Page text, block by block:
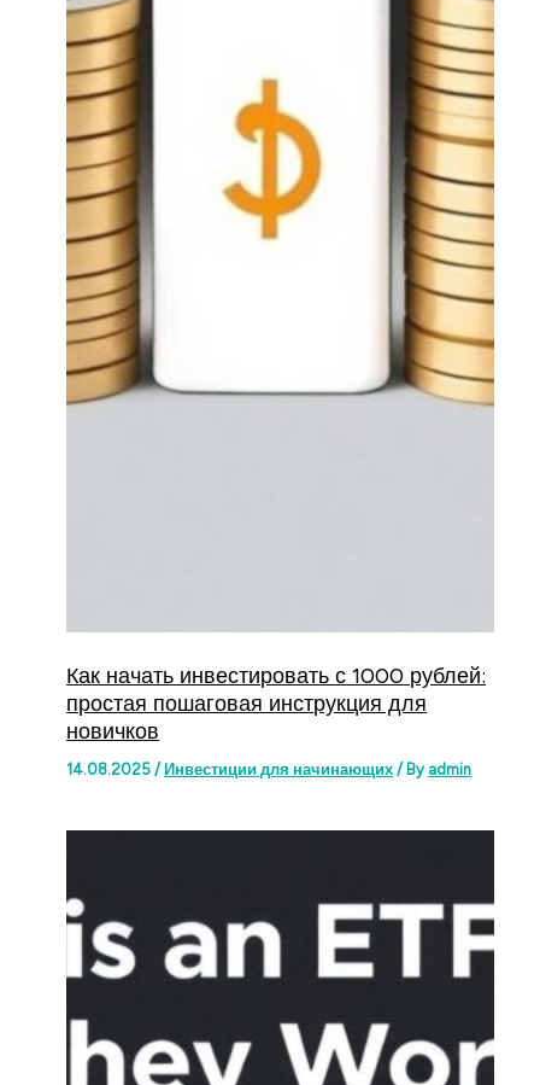
Как начать инвестировать с 1000 рублей:
простая пошаговая инструкция для
новичков
14.08.2025/ Инвестиции для начинающих / By admin